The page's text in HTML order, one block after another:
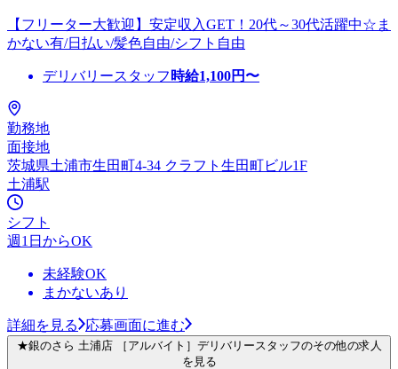
【フリーター大歓迎】安定収入GET！20代～30代活躍中☆ま
かない有/日払い/髪色自由/シフト自由
デリバリースタッフ 時給1,100円〜
勤務地
面接地
茨城県土浦市生田町4-34 クラフト生田町ビル1F
土浦駅
シフト
週1日からOK
未経験OK
まかないあり
詳細を見る 応募画面に進む
★銀のさら 土浦店 ［アルバイト］デリバリースタッフのその他の求人
を見る